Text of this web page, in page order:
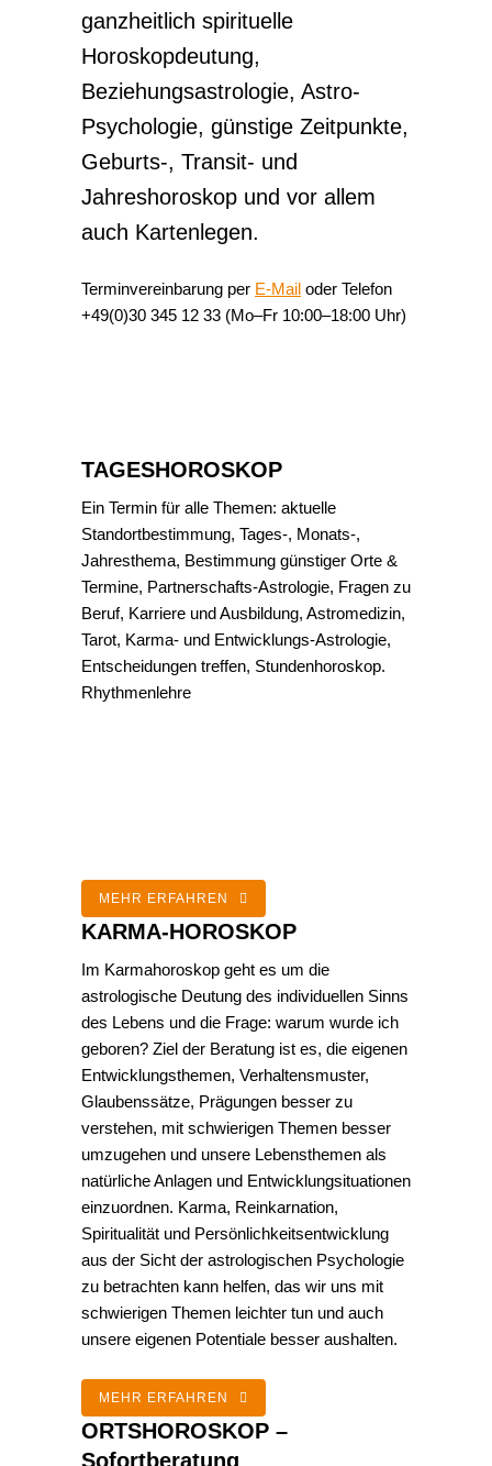
ganzheitlich spirituelle
Horoskopdeutung,
Beziehungsastrologie, Astro-
Psychologie, günstige Zeitpunkte,
Geburts-, Transit- und
Jahreshoroskop und vor allem
auch Kartenlegen.
Terminvereinbarung per E-Mail oder Telefon
+49(0)30 345 12 33 (Mo–Fr 10:00–18:00 Uhr)
TAGESHOROSKOP
Ein Termin für alle Themen: aktuelle
Standortbestimmung, Tages-, Monats-,
Jahresthema, Bestimmung günstiger Orte &
Termine, Partnerschafts-Astrologie, Fragen zu
Beruf, Karriere und Ausbildung, Astromedizin,
Tarot, Karma- und Entwicklungs-Astrologie,
Entscheidungen treffen, Stundenhoroskop.
Rhythmenlehre
MEHR ERFAHREN
KARMA-HOROSKOP
Im Karmahoroskop geht es um die
astrologische Deutung des individuellen Sinns
des Lebens und die Frage: warum wurde ich
geboren? Ziel der Beratung ist es, die eigenen
Entwicklungsthemen, Verhaltensmuster,
Glaubenssätze, Prägungen besser zu
verstehen, mit schwierigen Themen besser
umzugehen und unsere Lebensthemen als
natürliche Anlagen und Entwicklungsituationen
einzuordnen. Karma, Reinkarnation,
Spiritualität und Persönlichkeitsentwicklung
aus der Sicht der astrologischen Psychologie
zu betrachten kann helfen, das wir uns mit
schwierigen Themen leichter tun und auch
unsere eigenen Potentiale besser aushalten.
MEHR ERFAHREN
ORTSHOROSKOP –
Sofortberatung